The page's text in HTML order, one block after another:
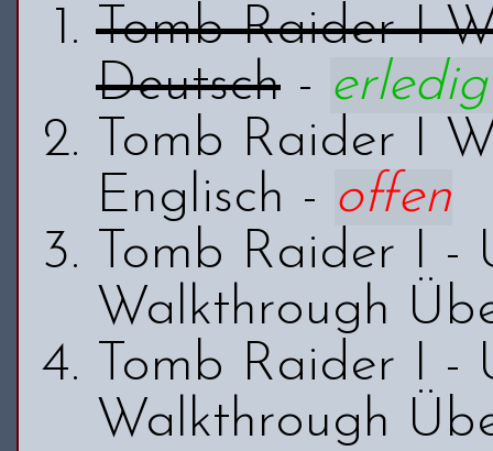
Tomb Raider I
Deutsch -
Tomb Raider I
Englisch - offen
Tomb Raider I -
Walkthrough
Tomb Raider I -
Walkthrough